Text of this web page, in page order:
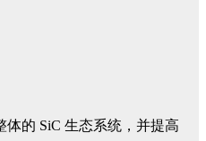
的 SiC 生态系统，并提高